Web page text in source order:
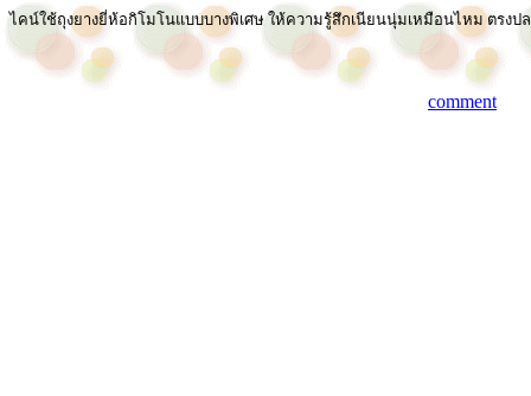
ไคน์ใช้ถุงยางยี่ห้อกิโมโนแบบบางพิเศษ ให้ความรู้สึกเนียนนุ่มเหมือนไหม ตรงป
comment